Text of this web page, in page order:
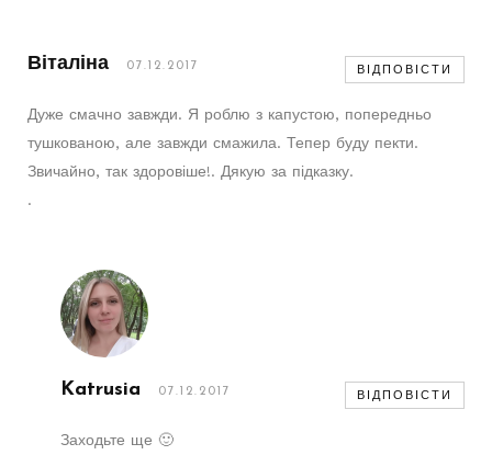
Віталіна 07.12.2017 ВІДПОВІСТИ
Дуже смачно завжди. Я роблю з капустою, попередньо
тушкованою, але завжди смажила. Тепер буду пекти.
Звичайно, так здоровіше!. Дякую за підказку.
.
Katrusia 07.12.2017 ВІДПОВІСТИ
Заходьте ще 🙂